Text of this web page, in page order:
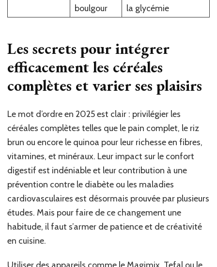
boulgour
la glycémie
Les secrets pour intégrer
efficacement les céréales
complètes et varier ses plaisirs
Le mot d’ordre en 2025 est clair : privilégier les
céréales complètes telles que le pain complet, le riz
brun ou encore le quinoa pour leur richesse en fibres,
vitamines, et minéraux. Leur impact sur le confort
digestif est indéniable et leur contribution à une
prévention contre le diabète ou les maladies
cardiovasculaires est désormais prouvée par plusieurs
études. Mais pour faire de ce changement une
habitude, il faut s’armer de patience et de créativité
en cuisine.